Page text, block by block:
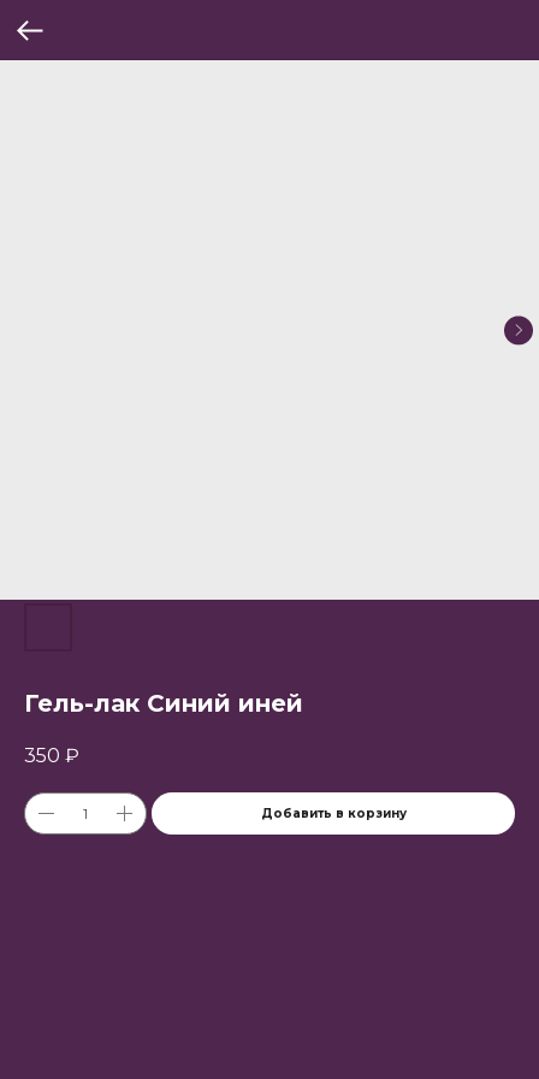
Гель-лак Синий иней
350 ₽
Добавить в корзину